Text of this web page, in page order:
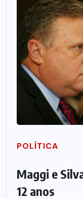
POLÍTICA
Maggi e
12 anos